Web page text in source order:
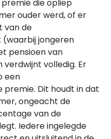
die opliep
ouder werd, of er
van de
jongeren
pensioen van
volledig. Er
een
premie. Dit houdt in dat
ongeacht de
van de
Iedere ingelegde